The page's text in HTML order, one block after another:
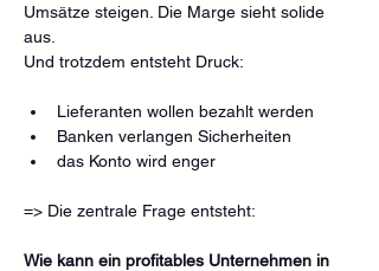
Umsätze steigen. Die Marge sieht solide
aus.
Und trotzdem entsteht Druck:
Lieferanten wollen bezahlt werden
Banken verlangen Sicherheiten
das Konto wird enger
=> Die zentrale Frage entsteht:
Wie kann ein profitables Unternehmen in